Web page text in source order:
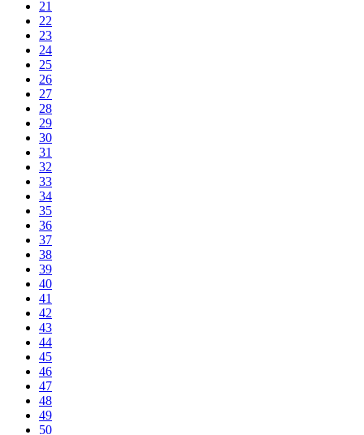
21
22
23
24
25
26
27
28
29
30
31
32
33
34
35
36
37
38
39
40
41
42
43
44
45
46
47
48
49
50